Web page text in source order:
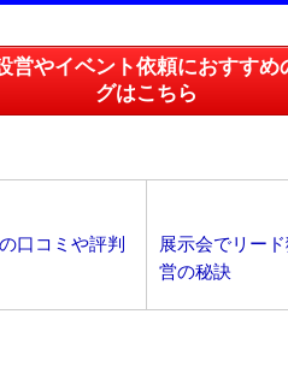
営やイベント依頼におすすめ
グはこちら
口コミや評判
展示会でリー
営の秘訣